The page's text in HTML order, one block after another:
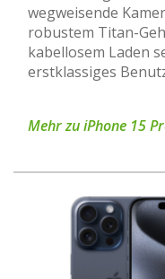
wegweisende
robustem Titan-
kabellosem Laden
erstklassiges
Mehr zu iPhone 15